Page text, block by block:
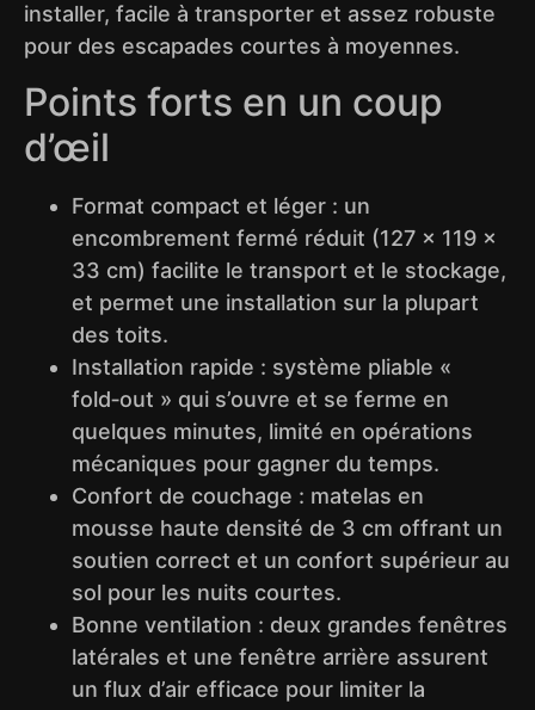
installer, facile à transporter et assez robuste
pour des escapades courtes à moyennes.
Points forts en un coup
d’œil
Format compact et léger : un
encombrement fermé réduit (127 × 119 ×
33 cm) facilite le transport et le stockage,
et permet une installation sur la plupart
des toits.
Installation rapide : système pliable «
fold‑out » qui s’ouvre et se ferme en
quelques minutes, limité en opérations
mécaniques pour gagner du temps.
Confort de couchage : matelas en
mousse haute densité de 3 cm offrant un
soutien correct et un confort supérieur au
sol pour les nuits courtes.
Bonne ventilation : deux grandes fenêtres
latérales et une fenêtre arrière assurent
un flux d’air efficace pour limiter la